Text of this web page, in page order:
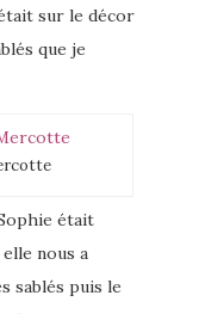
sur le décor
que je
était
nous a
sablés puis le